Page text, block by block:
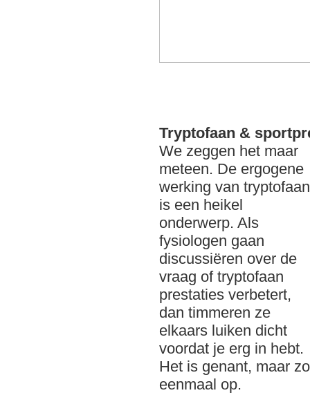
Tryptofaan &
We zeggen het maar
meteen. De ergogene
werking van tryptofaan
is een heikel
onderwerp. Als
fysiologen gaan
discussiëren over de
vraag of tryptofaan
prestaties verbetert,
dan timmeren ze
elkaars luiken dicht
voordat je erg in hebt.
Het is genant, maar
eenmaal op.